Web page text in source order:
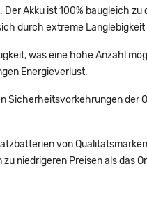
Akku ist 100% baugleich
durch extreme Langlebigkeit
was eine hohe Anzahl
Energieverlust.
Sicherheitsvorkehrungen der
von
niedrigeren Preisen als das